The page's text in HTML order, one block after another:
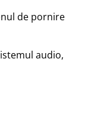
de pornire
audio,